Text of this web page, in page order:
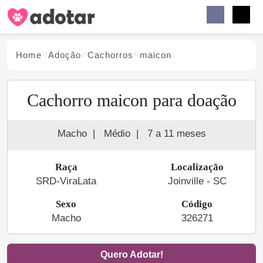
Home Adoção Cachorros maicon
Cachorro maicon para doação
Macho | Médio | 7 a 11 meses
Raça
SRD-ViraLata
Localização
Joinville - SC
Sexo
Macho
Código
326271
Quero Adotar!